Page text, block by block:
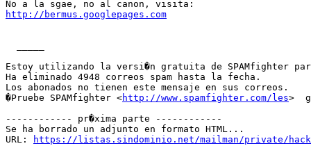
http://bermus.googlepages.com
Estoy utilizando la versi�n gratuita de SPAMfighter
Ha eliminado 4948 correos spam hasta la fecha.
Los abonados no tienen este mensaje en sus correos.
�Pruebe SPAMfighter <http://www.spamfighter.com/les>
------------ pr�xima parte ------------
Se ha borrado un adjunto en formato HTML...
URL:
https://listas.sindominio.net/mailman/private/